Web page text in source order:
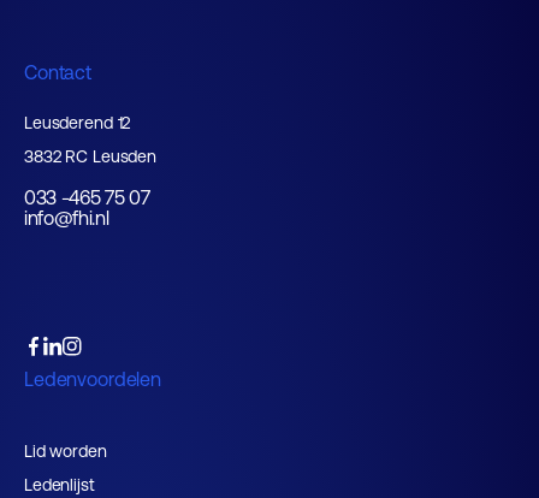
Contact
Leusderend 12
3832 RC Leusden
033 -465 75 07
info@fhi.nl
Ledenvoordelen
Lid worden
Ledenlijst